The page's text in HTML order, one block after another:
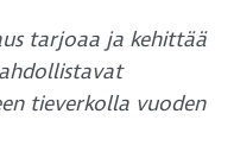
tarjoaa ja kehittää
tieverkolla vuoden